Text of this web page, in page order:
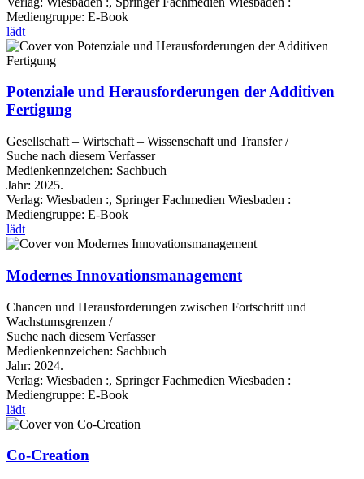
Mediengruppe: E-Book
lädt
Potenziale und Herausforderungen der Additiven
Fertigung
Gesellschaft – Wirtschaft – Wissenschaft und Transfer /
Suche nach diesem Verfasser
Medienkennzeichen: Sachbuch
Jahr: 2025.
Verlag: Wiesbaden :, Springer Fachmedien Wiesbaden :
Mediengruppe: E-Book
lädt
Modernes Innovationsmanagement
Chancen und Herausforderungen zwischen Fortschritt und
Wachstumsgrenzen /
Suche nach diesem Verfasser
Medienkennzeichen: Sachbuch
Jahr: 2024.
Verlag: Wiesbaden :, Springer Fachmedien Wiesbaden :
Mediengruppe: E-Book
lädt
Co-Creation